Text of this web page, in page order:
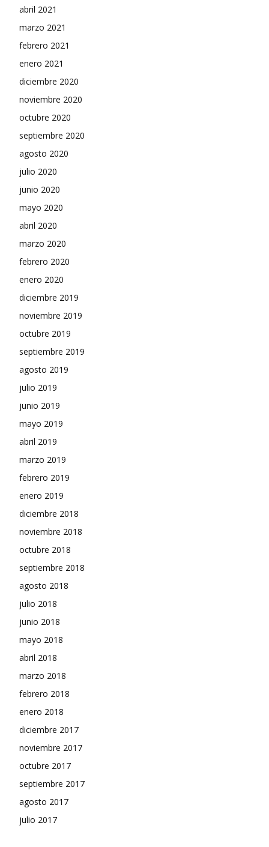
abril 2021
marzo 2021
febrero 2021
enero 2021
diciembre 2020
noviembre 2020
octubre 2020
septiembre 2020
agosto 2020
julio 2020
junio 2020
mayo 2020
abril 2020
marzo 2020
febrero 2020
enero 2020
diciembre 2019
noviembre 2019
octubre 2019
septiembre 2019
agosto 2019
julio 2019
junio 2019
mayo 2019
abril 2019
marzo 2019
febrero 2019
enero 2019
diciembre 2018
noviembre 2018
octubre 2018
septiembre 2018
agosto 2018
julio 2018
junio 2018
mayo 2018
abril 2018
marzo 2018
febrero 2018
enero 2018
diciembre 2017
noviembre 2017
octubre 2017
septiembre 2017
agosto 2017
julio 2017